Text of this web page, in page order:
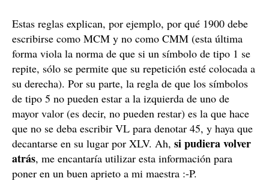
Estas reglas explican, por ejemplo, por qué 1900 debe
escribirse como MCM y no como CMM (esta última
forma viola la norma de que si un símbolo de tipo 1 se
repite, sólo se permite que su repetición esté colocada a
su derecha). Por su parte, la regla de que los símbolos
de tipo 5 no pueden estar a la izquierda de uno de
mayor valor (es decir, no pueden restar) es la que hace
que no se deba escribir VL para denotar 45, y haya que
decantarse en su lugar por XLV. Ah, si pudiera volver
atrás, me encantaría utilizar esta información para
poner en un buen aprieto a mi maestra :-P.